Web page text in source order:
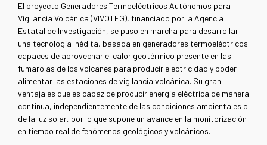
El proyecto Generadores Termoeléctricos Autónomos para
Vigilancia Volcánica (VIVOTEG), financiado por la Agencia
Estatal de Investigación, se puso en marcha para desarrollar
una tecnología inédita, basada en generadores termoeléctricos
capaces de aprovechar el calor geotérmico presente en las
fumarolas de los volcanes para producir electricidad y poder
alimentar las estaciones de vigilancia volcánica. Su gran
ventaja es que es capaz de producir energía eléctrica de manera
continua, independientemente de las condiciones ambientales o
de la luz solar, por lo que supone un avance en la monitorización
en tiempo real de fenómenos geológicos y volcánicos.